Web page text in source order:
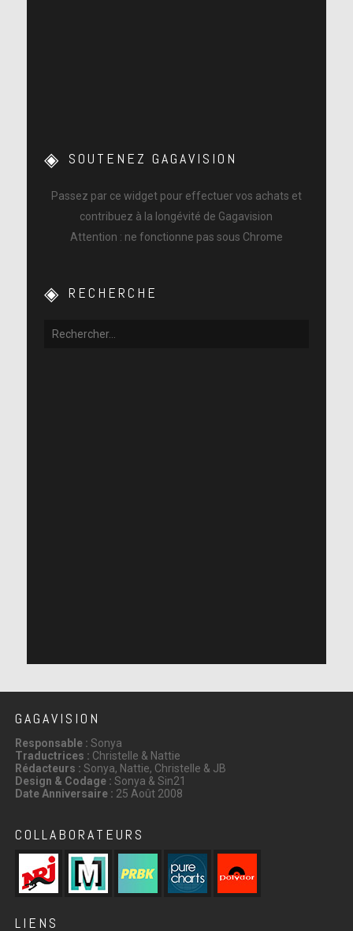
SOUTENEZ GAGAVISION
Passez par ce widget pour effectuer vos achats et
contribuez à la longévité de Gagavision
Attention : ne fonctionne pas sous Chrome
RECHERCHE
GAGAVISION
Responsable : Sonya
Traductrices : Christelle & Nattie
Rédacteurs : Sonya, Nattie, Christelle & JB
Design & Codage : Sonya & Sin21
Date Anniversaire : 25 Août 2008
COLLABORATEURS
LIENS